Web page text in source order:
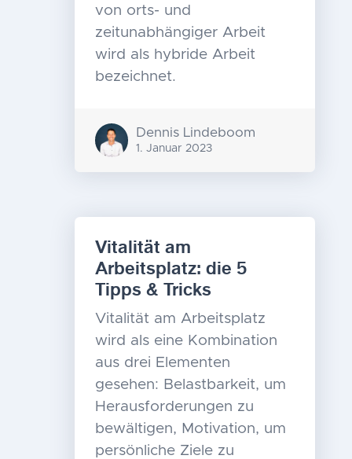
von orts- und
zeitunabhängiger Arbeit
wird als hybride Arbeit
bezeichnet.
Dennis Lindeboom
1. Januar 2023
Vitalität am
Arbeitsplatz: die 5
Tipps & Tricks
Vitalität am Arbeitsplatz
wird als eine Kombination
aus drei Elementen
gesehen: Belastbarkeit, um
Herausforderungen zu
bewältigen, Motivation, um
persönliche Ziele zu